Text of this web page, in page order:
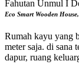
Eco Smart Wooden
Rumah kayu yang
meter saja. di sana
dapur, ruang